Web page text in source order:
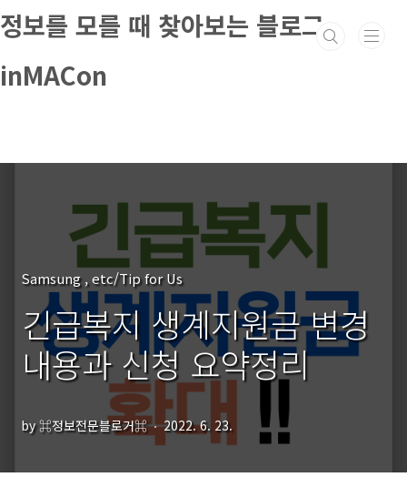
본문 바로가기
정보를 모를 때 찾아보는 블로그
inMACon
Samsung , etc/Tip for Us
긴급복지 생계지원금 변경
내용과 신청 요약정리
by ⌘정보전문블로거⌘ 2022. 6. 23.